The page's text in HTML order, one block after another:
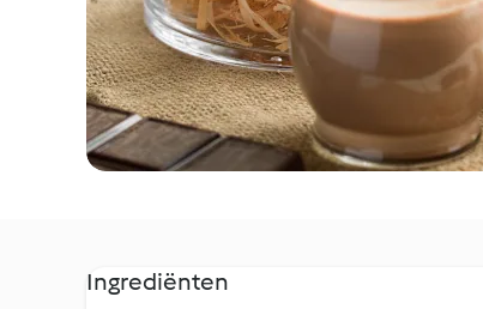
Ingrediënten